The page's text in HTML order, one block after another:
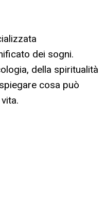
dei sogni.
della spiritualità
cosa può